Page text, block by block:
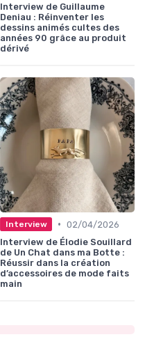
Interview de Guillaume
Deniau : Réinventer les
dessins animés cultes des
années 90 grâce au produit
dérivé
Interview • 02/04/2026
Interview de Élodie Souillard
de Un Chat dans ma Botte :
Réussir dans la création
d’accessoires de mode faits
main